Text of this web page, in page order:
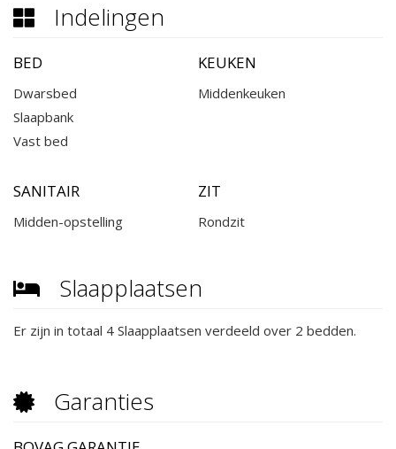
Indelingen
BED
Dwarsbed
Slaapbank
Vast bed
KEUKEN
Middenkeuken
SANITAIR
Midden-opstelling
ZIT
Rondzit
Slaapplaatsen
Er zijn in totaal 4 Slaapplaatsen verdeeld over 2 bedden.
Garanties